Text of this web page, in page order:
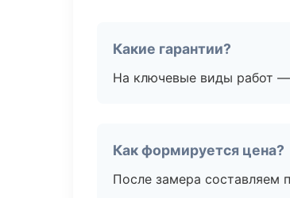
Какие гарантии?
На ключевые виды работ —
Как формируется цена?
После замера составляем